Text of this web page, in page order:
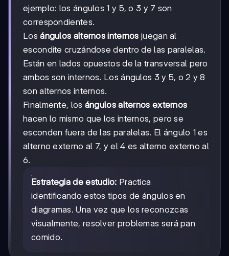
ejemplo: los ángulos 1 y 5, o 3 y 7 son
correspondientes.
Losángulos alternos internos juegan al
escondite cruzándose dentro de las paralelas.
Están en lados opuestos de la transversal pero
ambos son internos. Los ángulos 3 y 5, o 2 y 8
son alternos internos.
Finalmente, los ángulos alternos externos
hacen lo mismo que los internos, pero se
esconden fuera de las paralelas. El ángulo 1 es
alterno externo al 7, y el 4 es alterno externo al
6.
Estrategia de estudio: Practica
identificando estos tipos de ángulos en
diagramas. Una vez que los reconozcas
visualmente, resolver problemas será pan
comido.